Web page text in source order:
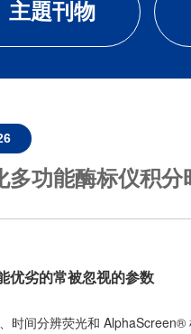
主題刊物
多功能酶标仪积分
优劣的常被忽视的参数
时间分辨荧光和